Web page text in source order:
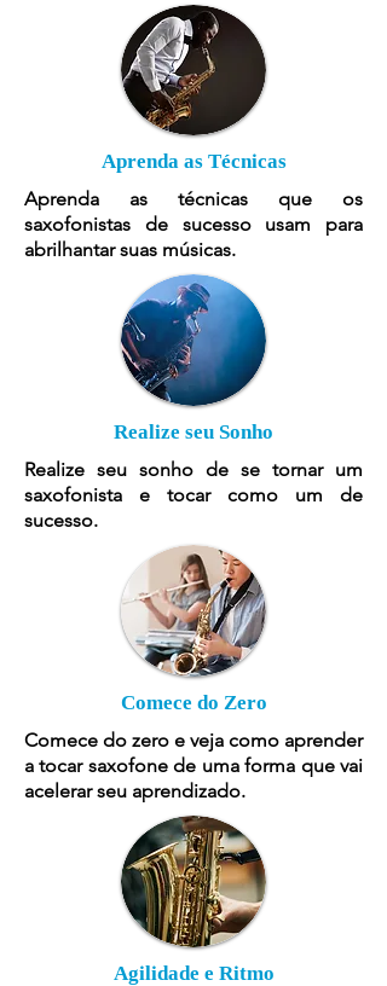
Aprenda as Técnicas
Aprenda as técnicas que os
saxofonistas de sucesso usam para
abrilhantar suas músicas.
Realize seu Sonho
Realize seu sonho de se tornar um
saxofonista e tocar como um de
sucesso.
Comece do Zero
Comece do zero e veja como aprender
a tocar saxofone de uma forma que vai
acelerar seu aprendizado.
Agilidade e Ritmo